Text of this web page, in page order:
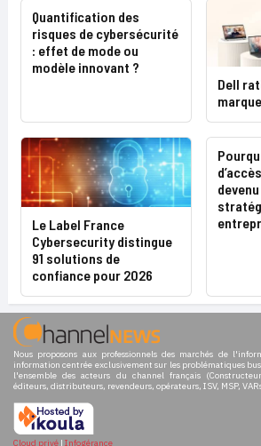
Quantification des
risques de cybersécurité
: effet de mode ou
modèle innovant ?
Dell
Le Label France
Cybersecurity distingue
91 solutions de
confiance pour 2026
Nous proposons aux professionnels des marchés de
information centrée exclusivement sur les problématiques
l'ensemble des acteurs du channel français
éditeurs, distributeurs, revendeurs, opérateurs, ISV, MSP,
Cloud privé | Infogérance